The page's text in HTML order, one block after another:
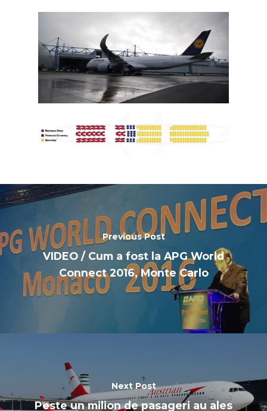
Previous Post
VIDEO / Cum a fost la APG World
Connect 2016, Monte Carlo
Next Post
Peste un milion de pasageri au ales
Paris 2023
Farnborough 2022
Dubai 2019
Paris 2019
Marketplace
Jobs
Contact